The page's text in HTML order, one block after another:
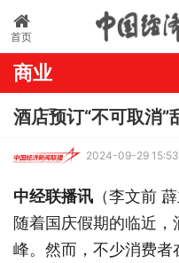
首页
商业
酒店预订“不可取消”
2024-09-29 15:53
中经联播讯 （李文前
随着国庆假期的临近
峰。然而，不少消费者